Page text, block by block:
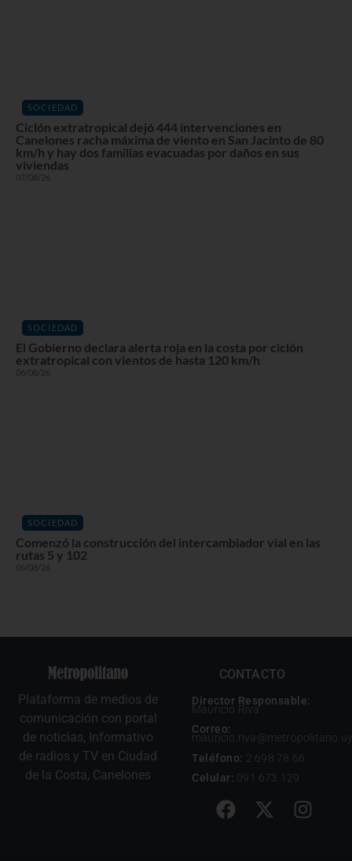
SOCIEDAD
Ciclón extratropical dejó 444 intervenciones en
Canelones racha máxima de viento en San Jacinto de 80
km/h y hay dos familias evacuadas por daños en sus
viviendas
07/08/26
SOCIEDAD
El Gobierno declara alerta roja en la costa por ciclón
extratropical con vientos de hasta 120 km/h
06/08/26
SOCIEDAD
Comenzó la construcción del intercambiador vial en las
rutas 5 y 102
05/08/26
Plataforma de medios de
comunicación con portal
de noticias, Informativo
de radios y TV en Ciudad
de la Costa, Canelones
CONTACTO
Director Responsable:
Mauricio Riva
Correo:
mauricio.riva@metropolitano.uy
Teléfono: 2 698 78 66
Celular: 091 673 129